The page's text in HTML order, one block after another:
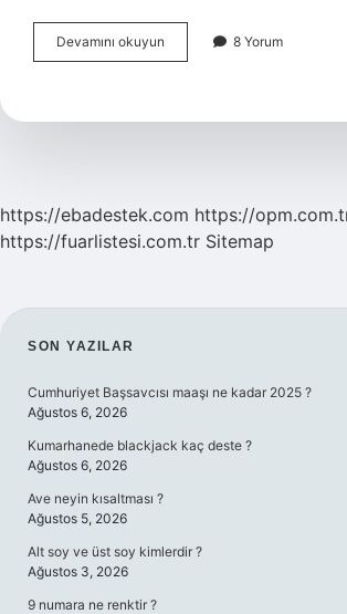
Devamını okuyun Instagramda
Türkçe
Yapılır
8 Yorum
https://ebadestek.com https://
https://fuarlistesi.com.tr Sitemap
SIDEBAR
SON YAZILAR
Cumhuriyet Başsavcısı maaşı ne kadar 2025 ?
Ağustos 6, 2026
Kumarhanede blackjack kaç deste ?
Ağustos 6, 2026
Ave neyin kısaltması ?
Ağustos 5, 2026
Alt soy ve üst soy kimlerdir ?
Ağustos 3, 2026
9 numara ne renktir ?